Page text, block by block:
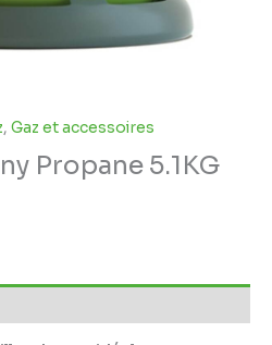
, Gaz et accessoires
Propane 5.1KG